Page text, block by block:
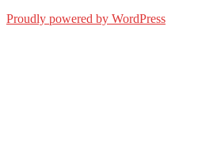
Proudly powered by WordPress